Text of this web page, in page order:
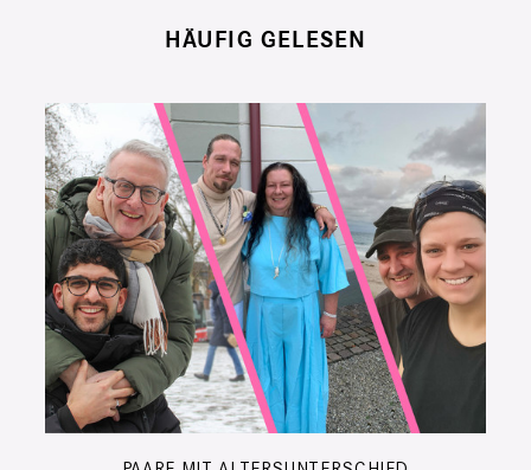
HÄUFIG GELESEN